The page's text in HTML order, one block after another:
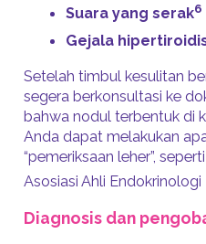
Suara yang serak6
Gejala
Setelah timbul kesulitan
segera berkonsultasi ke
bahwa nodul terbentuk di
Anda dapat melakukan
“pemeriksaan leher”,
Asosiasi Ahli Endokrinologi
Diagnosis dan